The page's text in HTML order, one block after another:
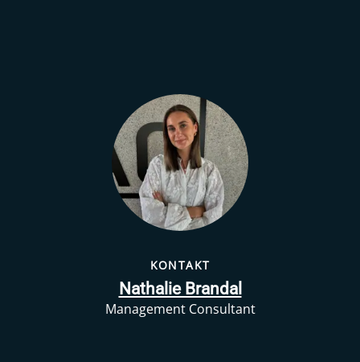
KONTAKT
Nathalie Brandal
Management Consultant